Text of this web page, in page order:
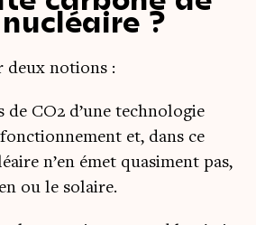
?
deux notions :
de CO2 d’une tech­no­lo­gie
et, dans ce
n’en émet qua­si­ment pas,
ou le solaire.